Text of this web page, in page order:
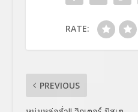
RATE:
PREVIOUS